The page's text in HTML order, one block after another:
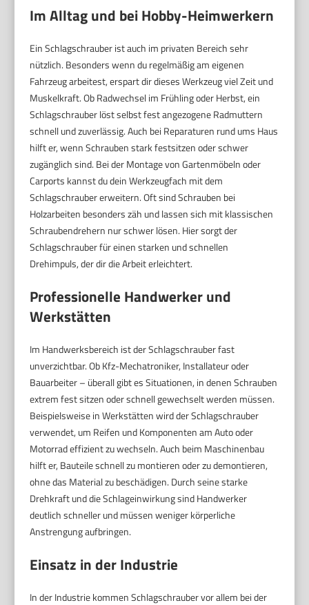
Im Alltag und bei Hobby-Heimwerkern
Ein Schlagschrauber ist auch im privaten Bereich sehr
nützlich. Besonders wenn du regelmäßig am eigenen
Fahrzeug arbeitest, erspart dir dieses Werkzeug viel Zeit und
Muskelkraft. Ob Radwechsel im Frühling oder Herbst, ein
Schlagschrauber löst selbst fest angezogene Radmuttern
schnell und zuverlässig. Auch bei Reparaturen rund ums Haus
hilft er, wenn Schrauben stark festsitzen oder schwer
zugänglich sind. Bei der Montage von Gartenmöbeln oder
Carports kannst du dein Werkzeugfach mit dem
Schlagschrauber erweitern. Oft sind Schrauben bei
Holzarbeiten besonders zäh und lassen sich mit klassischen
Schraubendrehern nur schwer lösen. Hier sorgt der
Schlagschrauber für einen starken und schnellen
Drehimpuls, der dir die Arbeit erleichtert.
Professionelle Handwerker und
Werkstätten
Im Handwerksbereich ist der Schlagschrauber fast
unverzichtbar. Ob Kfz-Mechatroniker, Installateur oder
Bauarbeiter – überall gibt es Situationen, in denen Schrauben
extrem fest sitzen oder schnell gewechselt werden müssen.
Beispielsweise in Werkstätten wird der Schlagschrauber
verwendet, um Reifen und Komponenten am Auto oder
Motorrad effizient zu wechseln. Auch beim Maschinenbau
hilft er, Bauteile schnell zu montieren oder zu demontieren,
ohne das Material zu beschädigen. Durch seine starke
Drehkraft und die Schlageinwirkung sind Handwerker
deutlich schneller und müssen weniger körperliche
Anstrengung aufbringen.
Einsatz in der Industrie
In der Industrie kommen Schlagschrauber vor allem bei der